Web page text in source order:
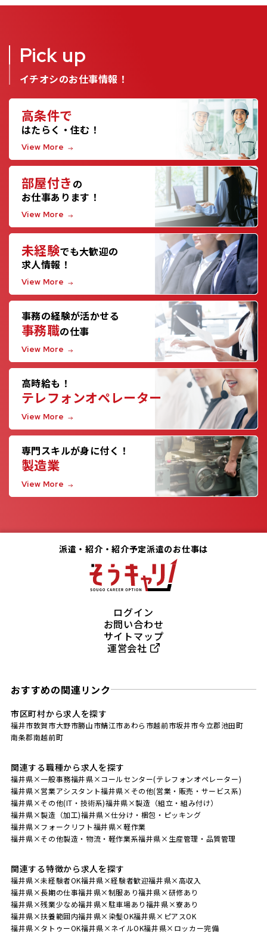
Pick up
イチオシのお仕事情報！
高条件で
はたらく・住む！
View More
部屋付き の
お仕事あります！
View More
未経験でも大歓迎の
求人情報！
View More
事務の経験が活かせる
事務職の仕事
View More
高時給も！
テレフォンオペレーター
View More
専門スキルが身に付く！
製造業
View More
派遣・紹介・紹介予定派遣のお仕事は
ログイン
お問い合わせ
サイトマップ
運営会社
おすすめの関連リンク
市区町村から求人を探す
福井市敦賀市大野市勝山市鯖江市あわら市越前市坂井市今立郡池田町
南条郡南越前町
関連する職種から求人を探す
福井県×一般事務福井県×コールセンター(テレフォンオペレーター)
福井県×営業アシスタント福井県×その他(営業・販売・サービス系)
福井県×その他(IT・技術系)福井県×製造（組立・組み付け）
福井県×製造（加工)福井県×仕分け・梱包・ピッキング
福井県×フォークリフト福井県×軽作業
福井県×その他製造・物流・軽作業系福井県×生産管理・品質管理
関連する特徴から求人を探す
福井県×未経験者OK福井県×経験者歓迎福井県×高収入
福井県×長期の仕事福井県×制服あり福井県×研修あり
福井県×残業少なめ福井県×駐車場あり福井県×寮あり
福井県×扶養範囲内福井県×染髪OK福井県×ピアスOK
福井県×タトゥーOK福井県×ネイルOK福井県×ロッカー完備